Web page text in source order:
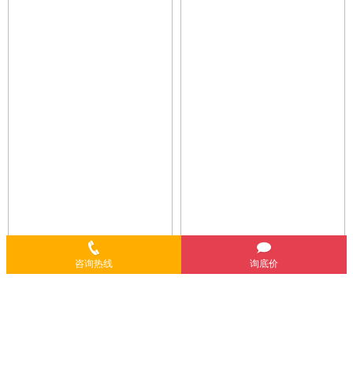
咨询热线 询底价